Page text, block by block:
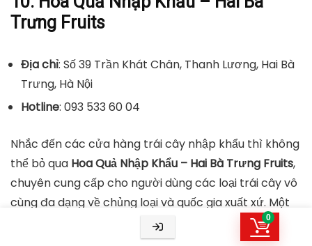
0
Trưng Fruits
Địa chỉ: Số 39 Trần Khát Chân, Thanh Lương, Hai Bà
Trưng, Hà Nội
Hotline: 093 533 60 04
Nhắc đến các cửa hàng trái cây nhập khẩu thì không
thể bỏ qua Hoa Quả Nhập Khẩu – Hai Bà Trưng Fruits,
chuyên cung cấp cho người dùng các loại trái cây vô
cùng đa dạng về chủng loại và quốc gia xuất xứ. Một
số loại quả tiêu biểu có thể kể đến là nho Hàn Quốc, lê
Nhật Bản, lê Nam Phi, kiwi vàng New Zealand… cho